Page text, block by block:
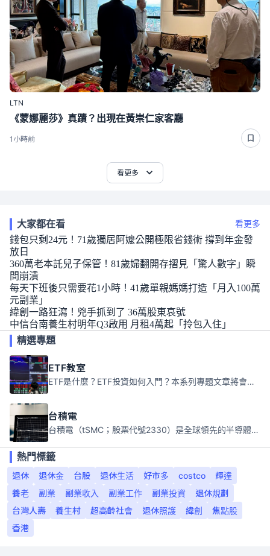
LTN
《蒙娜麗莎》真蹟？出現在黃崇仁家客廳
1小時前
看更多
大家都在看 看更多
錢包只剩24元！71歲獨居阿嬤公開極限省錢術 撐到年金發
放日
360萬老本託兒子保管！81歲婦翻開存摺見「驚人數字」瞬
間崩潰
每天下班後只需要花1小時！41歲單親媽媽打造「月入100萬
元副業」
緯創一路狂瀉！兇手抓到了 36萬股東哀號
中信台南養生村明年Q3啟用 月租4萬起「拎包入住」
精選專題
ETF教室
ETF是什麼？ETF投資如何入門？本系列專題文章將會告訴你新手必須知道的ETF基礎知識。
台積電
台積電（tSMC；股票代號2330）是全球領先的半導體代工公司，成立於1987年，總部位於台灣新竹。且已於美國、日本、德國及中國設廠，台積電是全球首家專業積體電路製造服務公司，也是全球最先進和最大規模的半導體代工廠。
熱門標籤
退休
退休金 台股 退休生活 好市多 costco
輝達
養老
副業 副業收入 副業工作 副業投資
退休規劃
台灣人壽
養生村 超高齡社會 退休照護 緯創
焦點股
香港